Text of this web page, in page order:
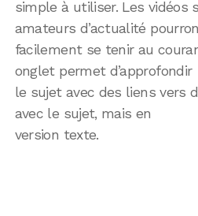
simple à utiliser. Les vidéos
amateurs d’actualité
facilement se tenir au
onglet permet d’approfondir
le sujet avec des liens vers
avec le sujet, mais en
version texte.